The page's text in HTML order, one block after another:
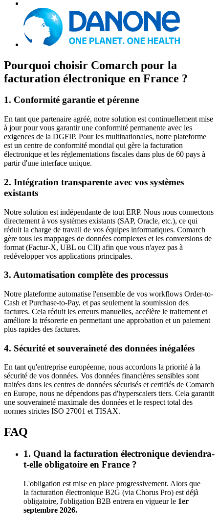
Pourquoi choisir Comarch pour la
facturation électronique en France ?
1. Conformité garantie et pérenne
En tant que partenaire agréé, notre solution est continuellement mise
à jour pour vous garantir une conformité permanente avec les
exigences de la DGFIP. Pour les multinationales, notre plateforme
est un centre de conformité mondial qui gère la facturation
électronique et les réglementations fiscales dans plus de 60 pays à
partir d'une interface unique.
2. Intégration transparente avec vos systèmes
existants
Notre solution est indépendante de tout ERP. Nous nous connectons
directement à vos systèmes existants (SAP, Oracle, etc.), ce qui
réduit la charge de travail de vos équipes informatiques. Comarch
gère tous les mappages de données complexes et les conversions de
format (Factur-X, UBL ou CII) afin que vous n'ayez pas à
redévelopper vos applications principales.
3. Automatisation complète des processus
Notre plateforme automatise l'ensemble de vos workflows Order-to-
Cash et Purchase-to-Pay, et pas seulement la soumission des
factures. Cela réduit les erreurs manuelles, accélère le traitement et
améliore la trésorerie en permettant une approbation et un paiement
plus rapides des factures.
4. Sécurité et souveraineté des données inégalées
En tant qu'entreprise européenne, nous accordons la priorité à la
sécurité de vos données. Vos données financières sensibles sont
traitées dans les centres de données sécurisés et certifiés de Comarch
en Europe, nous ne dépendons pas d'hyperscalers tiers. Cela garantit
une souveraineté maximale des données et le respect total des
normes strictes ISO 27001 et TISAX.
FAQ
1. Quand la facturation électronique deviendra-
t-elle obligatoire en France ?
L'obligation est mise en place progressivement. Alors que
la facturation électronique B2G (via Chorus Pro) est déjà
obligatoire, l'obligation B2B entrera en vigueur le 1er
septembre 2026.